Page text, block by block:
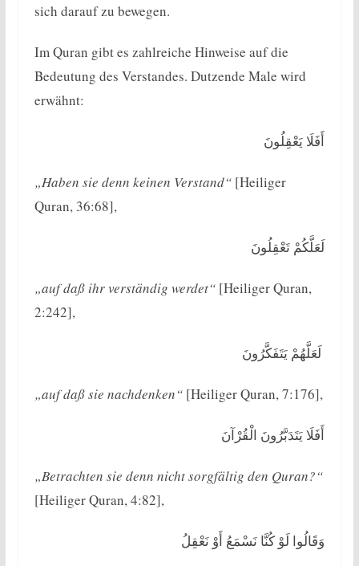
sich darauf zu bewegen.
Im Quran gibt es zahlreiche Hinweise auf die
Bedeutung des Verstandes. Dutzende Male wird
erwähnt:
أَفَلَا يَعْقِلُونَ
„Haben sie denn keinen Verstand“[Heiliger
Quran, 36:68],
لَعَلَّكُمْ تَعْقِلُونَ
„auf daß ihr verständig werdet“ [Heiliger Quran,
2:242],
„auf daß sie nachdenken“[Heiliger Quran, 7:176],
أَفَلَا يَتَدَبَّرُونَ الْقُرْآنَ
„Betrachten sie denn nicht sorgfältig den Quran?“
[Heiliger Quran, 4:82],
وَقَالُوا لَوْ كُنَّا نَسْمَعُ أَوْ نَعْقِلُ